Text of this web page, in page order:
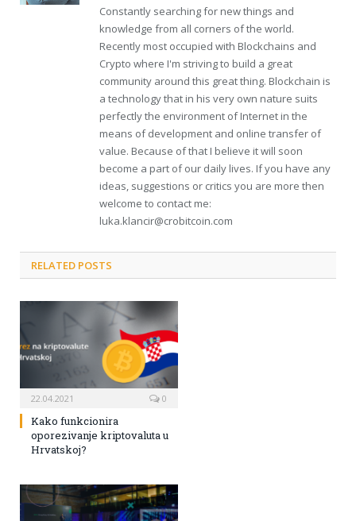
Constantly searching for new things and
knowledge from all corners of the world.
Recently most occupied with Blockchains and
Crypto where I'm striving to build a great
community around this great thing. Blockchain is
a technology that in his very own nature suits
perfectly the environment of Internet in the
means of development and online transfer of
value. Because of that I believe it will soon
become a part of our daily lives. If you have any
ideas, suggestions or critics you are more then
welcome to contact me:
luka.klancir@crobitcoin.com
RELATED POSTS
22.04.2021 0
Kako funkcionira
oporezivanje kriptovaluta u
Hrvatskoj?